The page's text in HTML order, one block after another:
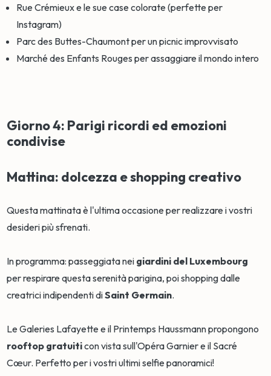
Rue Crémieux e le sue case colorate (perfette per
Instagram)
Parc des Buttes-Chaumont per un picnic improvvisato
Marché des Enfants Rouges per assaggiare il mondo intero
Giorno 4: Parigi ricordi ed emozioni
condivise
Mattina: dolcezza e shopping creativo
Questa mattinata è l'ultima occasione per realizzare i vostri
desideri più sfrenati.
In programma: passeggiata nei giardini del Luxembourg
per respirare questa serenità parigina, poi shopping dalle
creatrici indipendenti diSaint Germain.
Le Galeries Lafayette e il Printemps Haussmann propongono
rooftop gratuiticon vista sull'Opéra Garnier e il Sacré
Cœur. Perfetto per i vostri ultimi selfie panoramici!